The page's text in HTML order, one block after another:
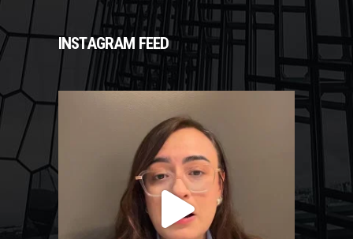
INSTAGRAM FEED